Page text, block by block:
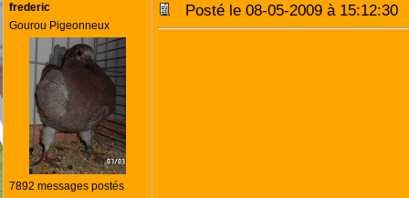
frederic
Gourou Pigeonneux
7892 messages postés
Posté le 08-05-2009 à